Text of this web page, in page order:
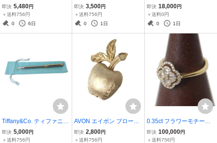
m レンズキット デジタル
一眼レフ K-m ボディsmc
pentax-DAL 1:3.5-5.6 18-
即決 5,480円
＋送料756円
0
6日
血圧計 BP-216 箱、ケー
ス、取扱説明書 NT ABラ
ンク
即決 3,500円
＋送料756円
0
1日
×金具SILVER グリーン系
ホワイト、ベージュ 首周
り約44.5cm パール：5.9~
即決 18,000円
＋送料0円
0
1日
Tiffany&Co. ティファニー
ボールペン Tクリップ ツ
イスト式 シルバー×ゴー
即決 5,000円
＋送料756円
AVON エイボン ブローチ
リンゴモチーフ ゴールド
22.4×32(mm) NT Bランク
即決 2,800円
＋送料756円
0.35ct フラワーモチーフ
ダイヤリング 指輪 K18 18
金 ダイヤモンド YG イエ
即決 100,000円
＋送料756円